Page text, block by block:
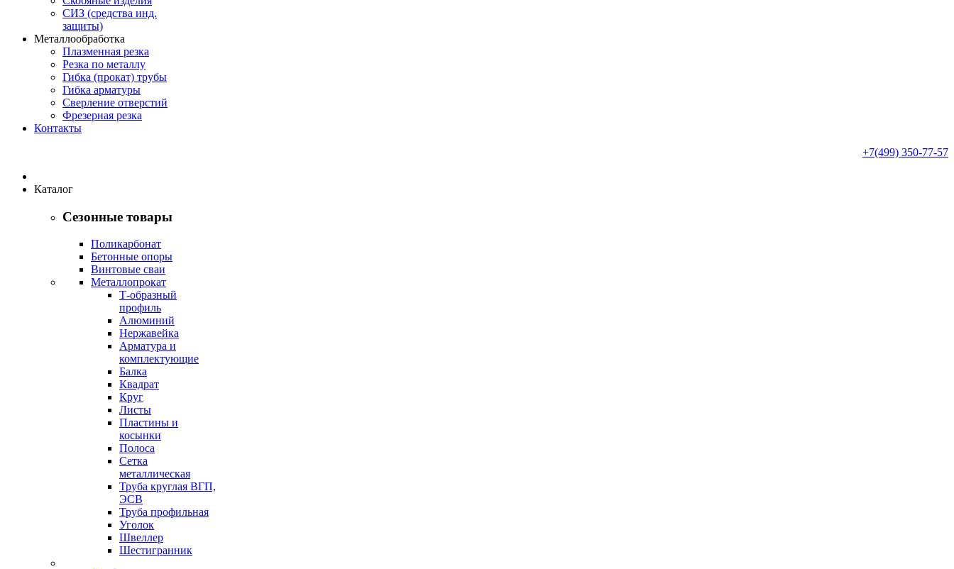
СИЗ (средства инд.
защиты)
Металлообработка
Плазменная резка
Резка по металлу
Гибка (прокат) трубы
Гибка арматуры
Сверление отверстий
Фрезерная резка
Контакты
+7(499) 350-77-57
Каталог
Сезонные товары
Поликарбонат
Бетонные опоры
Винтовые сваи
Металлопрокат
Т-образный
профиль
Алюминий
Нержавейка
Арматура и
комплектующие
Балка
Квадрат
Круг
Листы
Пластины и
косынки
Полоса
Сетка
металлическая
Труба круглая ВГП,
ЭСВ
Труба профильная
Уголок
Швеллер
Шестигранник